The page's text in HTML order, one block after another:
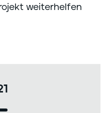
weiterhelfen